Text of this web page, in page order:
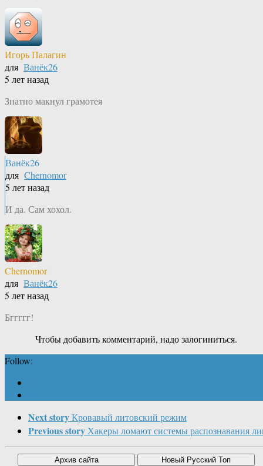
Игорь Палагин
для Ванёк26
5 лет назад
Знатно макнул грамотея
Ванёк26
для Chernomor
5 лет назад
И да. Сам хохол.
Chernomor
для Ванёк26
5 лет назад
Бггггг!
Чтобы добавить комментарий, надо залогиниться.
Follow:
Next storyКровавый литовский режим
Previous storyХакеры ломают системы распознавания